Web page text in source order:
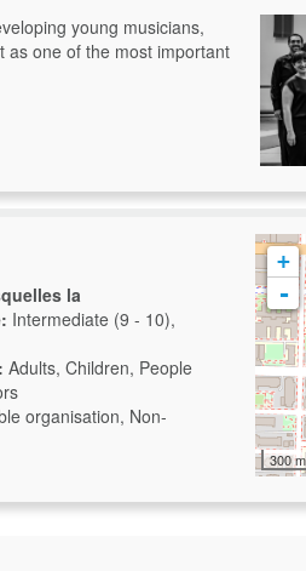
young musicians,
as one of the most important
la
Intermediate (9 - 10),
Adults, Children, People
organisation, Non-
+
-
300 m